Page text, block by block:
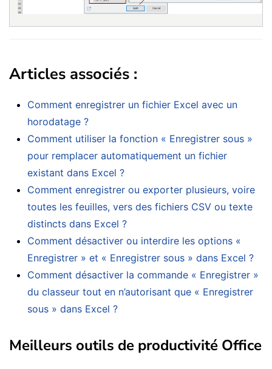
Articles associés :
Comment enregistrer un fichier Excel avec un
horodatage ?
Comment utiliser la fonction « Enregistrer sous »
pour remplacer automatiquement un fichier
existant dans Excel ?
Comment enregistrer ou exporter plusieurs, voire
toutes les feuilles, vers des fichiers CSV ou texte
distincts dans Excel ?
Comment désactiver ou interdire les options «
Enregistrer » et « Enregistrer sous » dans Excel ?
Comment désactiver la commande « Enregistrer »
du classeur tout en n’autorisant que « Enregistrer
sous » dans Excel ?
Meilleurs outils de productivité Office